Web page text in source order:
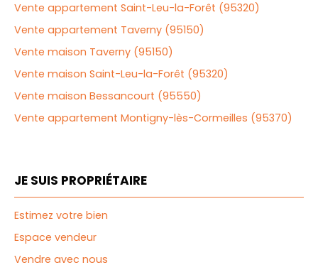
Vente appartement Saint-Leu-la-Forêt (95320)
Vente appartement Taverny (95150)
Vente maison Taverny (95150)
Vente maison Saint-Leu-la-Forêt (95320)
Vente maison Bessancourt (95550)
Vente appartement Montigny-lès-Cormeilles (95370)
JE SUIS PROPRIÉTAIRE
Estimez votre bien
Espace vendeur
Vendre avec nous